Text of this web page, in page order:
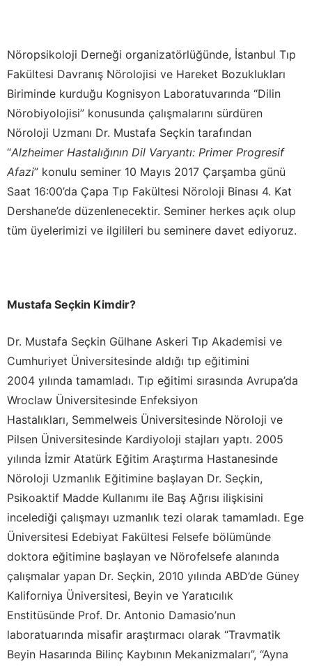
Nöropsikoloji Derneği organizatörlüğünde, İstanbul Tıp
Fakültesi Davranış Nörolojisi ve Hareket Bozuklukları
Biriminde kurduğu Kognisyon Laboratuvarında “Dilin
Nörobiyolojisi” konusunda çalışmalarını sürdüren
Nöroloji Uzmanı Dr. Mustafa Seçkin tarafından
“Alzheimer Hastalığının Dil Varyantı: Primer Progresif
Afazi” konulu seminer 10 Mayıs 2017 Çarşamba günü
Saat 16:00’da Çapa Tıp Fakültesi Nöroloji Binası 4. Kat
Dershane’de düzenlenecektir. Seminer herkes açık olup
tüm üyelerimizi ve ilgilileri bu seminere davet ediyoruz.
Mustafa Seçkin Kimdir?
Dr. Mustafa Seçkin Gülhane Askeri Tıp Akademisi ve
Cumhuriyet Üniversitesinde aldığı tıp eğitimini
2004 yılında tamamladı. Tıp eğitimi sırasında Avrupa’da
Wroclaw Üniversitesinde Enfeksiyon
Hastalıkları, Semmelweis Üniversitesinde Nöroloji ve
Pilsen Üniversitesinde Kardiyoloji stajları yaptı. 2005
yılında İzmir Atatürk Eğitim Araştırma Hastanesinde
Nöroloji Uzmanlık Eğitimine başlayan Dr. Seçkin,
Psikoaktif Madde Kullanımı ile Baş Ağrısı ilişkisini
incelediği çalışmayı uzmanlık tezi olarak tamamladı. Ege
Üniversitesi Edebiyat Fakültesi Felsefe bölümünde
doktora eğitimine başlayan ve Nörofelsefe alanında
çalışmalar yapan Dr. Seçkin, 2010 yılında ABD’de Güney
Kaliforniya Üniversitesi, Beyin ve Yaratıcılık
Enstitüsünde Prof. Dr. Antonio Damasio’nun
laboratuarında misafir araştırmacı olarak “Travmatik
Beyin Hasarında Bilinç Kaybının Mekanizmaları”, “Ayna